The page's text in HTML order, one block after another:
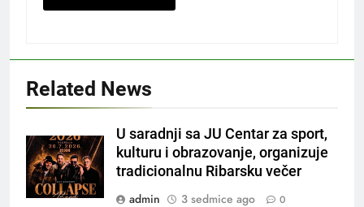
Related News
U saradnji sa JU Centar za sport,
kulturu i obrazovanje, organizuje
tradicionalnu Ribarsku večer
admin
3 sedmice ago 0